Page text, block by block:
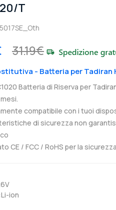
T
31.19€
- Batteria per Tadiran
Batteria di Riserva per
compatibile con i tuoi
di sicurezza non
CE / FCC / RoHS per la sicurezza
ion